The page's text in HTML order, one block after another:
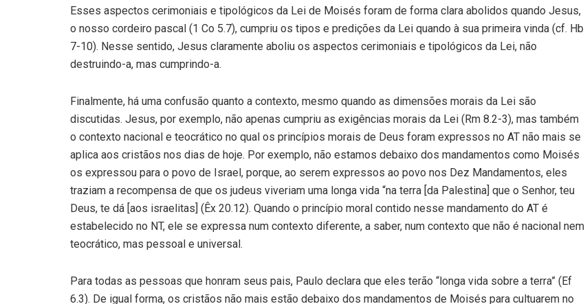
Esses aspectos cerimoniais e tipológicos da Lei de Moisés foram de forma clara abolidos quando Jesus,
o nosso cordeiro pascal (1 Co 5.7), cumpriu os tipos e predições da Lei quando à sua primeira vinda (cf. Hb
7-10). Nesse sentido, Jesus claramente aboliu os aspectos cerimoniais e tipológicos da Lei, não
destruindo-a, mas cumprindo-a.
Finalmente, há uma confusão quanto a contexto, mesmo quando as dimensões morais da Lei são
discutidas. Jesus, por exemplo, não apenas cumpriu as exigências morais da Lei (Rm 8.2-3), mas também
o contexto nacional e teocrático no qual os princípios morais de Deus foram expressos no AT não mais se
aplica aos cristãos nos dias de hoje. Por exemplo, não estamos debaixo dos mandamentos como Moisés
os expressou para o povo de Israel, porque, ao serem expressos ao povo nos Dez Mandamentos, eles
traziam a recompensa de que os judeus viveriam uma longa vida “na terra [da Palestina] que o Senhor, teu
Deus, te dá [aos israelitas] (Êx 20.12). Quando o princípio moral contido nesse mandamento do AT é
estabelecido no NT, ele se expressa num contexto diferente, a saber, num contexto que não é nacional nem
teocrático, mas pessoal e universal.
Para todas as pessoas que honram seus pais, Paulo declara que eles terão “longa vida sobre a terra” (Ef
6.3). De igual forma, os cristãos não mais estão debaixo dos mandamentos de Moisés para cultuarem no